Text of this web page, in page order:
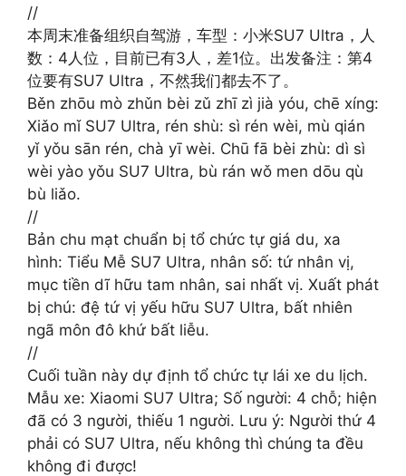
//
本周末准备组织自驾游，车型：小米SU7 Ultra，人
数：4人位，目前已有3人，差1位。出发备注：第4
位要有SU7 Ultra，不然我们都去不了。
Běn zhōu mò zhǔn bèi zǔ zhī zì jià yóu, chē xíng:
Xiǎo mǐ SU7 Ultra, rén shù: sì rén wèi, mù qián
yǐ yǒu sān rén, chà yī wèi. Chū fā bèi zhù: dì sì
wèi yào yǒu SU7 Ultra, bù rán wǒ men dōu qù
bù liǎo.
//
Bản chu mạt chuẩn bị tổ chức tự giá du, xa
hình: Tiểu Mễ SU7 Ultra, nhân số: tứ nhân vị,
mục tiền dĩ hữu tam nhân, sai nhất vị. Xuất phát
bị chú: đệ tứ vị yếu hữu SU7 Ultra, bất nhiên
ngã môn đô khứ bất liễu.
//
Cuối tuần này dự định tổ chức tự lái xe du lịch.
Mẫu xe: Xiaomi SU7 Ultra; Số người: 4 chỗ; hiện
đã có 3 người, thiếu 1 người. Lưu ý: Người thứ 4
phải có SU7 Ultra, nếu không thì chúng ta đều
không đi được!